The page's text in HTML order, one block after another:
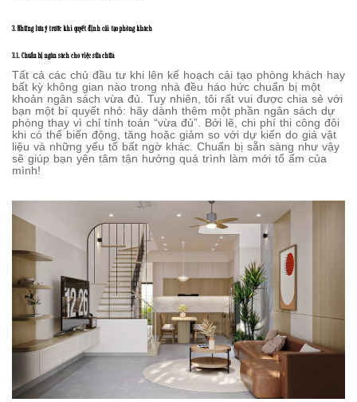
3. Những lưu ý trước khi quyết định cải tạo phòng khách
3.1. Chuẩn bị ngân sách cho việc sửa chữa
Tất cả các chủ đầu tư khi lên kế hoạch cải tạo phòng khách hay
bất kỳ không gian nào trong nhà đều háo hức chuẩn bị một
khoản ngân sách vừa đủ. Tuy nhiên, tôi rất vui được chia sẻ với
bạn một bí quyết nhỏ: hãy dành thêm một phần ngân sách dự
phòng thay vì chỉ tính toán “vừa đủ”. Bởi lẽ, chi phí thi công đôi
khi có thể biến động, tăng hoặc giảm so với dự kiến do giá vật
liệu và những yếu tố bất ngờ khác. Chuẩn bị sẵn sàng như vậy
sẽ giúp bạn yên tâm tận hưởng quá trình làm mới tổ ấm của
mình!